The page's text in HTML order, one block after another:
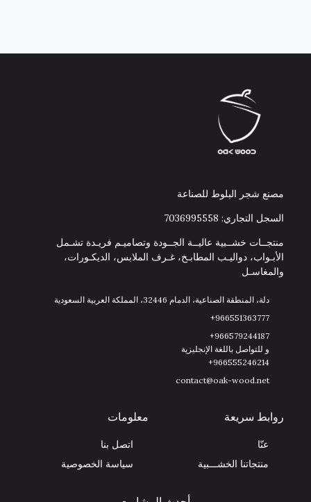
مصنع شجر البلوط للصناعة
السجل التجاري: 7036995558
منتجــات خشــبية عاليــة الجــودة وتصاميـم فريـدة تشـمل
الأبـواب، دواليـب المطابـخ، غـرف الملابس، الديكـورات،
والمغاسـل
دلة، المنطقة الصناعية، الدمام 32446، المملكة العربية السعودية
966551363777+
966579244187+
و للتواصل باللغة الإنجليزية
966555246214+
contact@oak-wood.net
روابط سريعة
عنّا
منتجاتنا الخشـــبية
معلومات
اتصل بنا
سياسة الخصوصية